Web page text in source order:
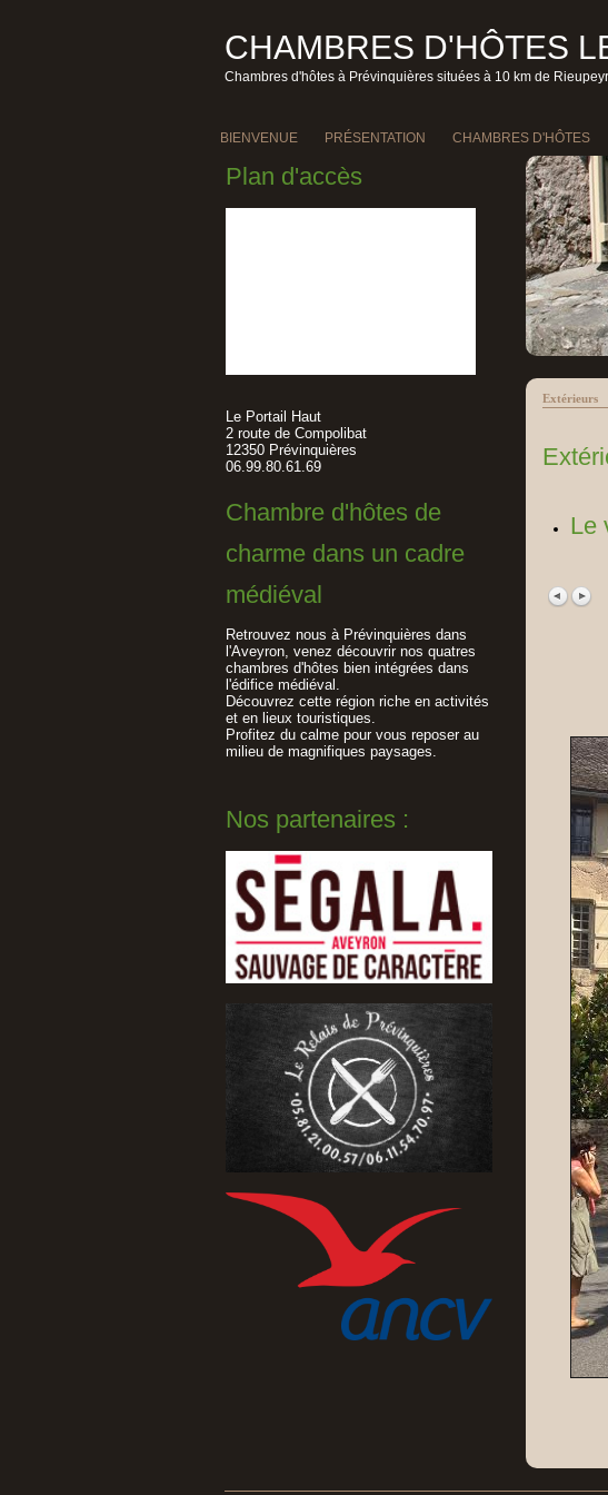
CHAMBRES D'HÔTES
Chambres d'hôtes à Prévinquières situées à 10 km de
BIENVENUE PRÉSENTATION CHAMBRES D'HÔTES
Plan d'accès
Le Portail Haut
2 route de Compolibat
12350 Prévinquières
06.99.80.61.69
Chambre d'hôtes de
charme dans un cadre
médiéval
Retrouvez nous à Prévinquières dans
l'Aveyron, venez découvrir nos quatres
chambres d'hôtes bien intégrées dans
l'édifice médiéval.
Découvrez cette région riche en activités
et en lieux touristiques.
Profitez du calme pour vous reposer au
milieu de magnifiques paysages.
Nos partenaires :
Extérieurs
Le